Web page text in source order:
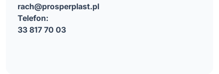
rach@prosperplast.pl
Telefon:
33 817 70 03